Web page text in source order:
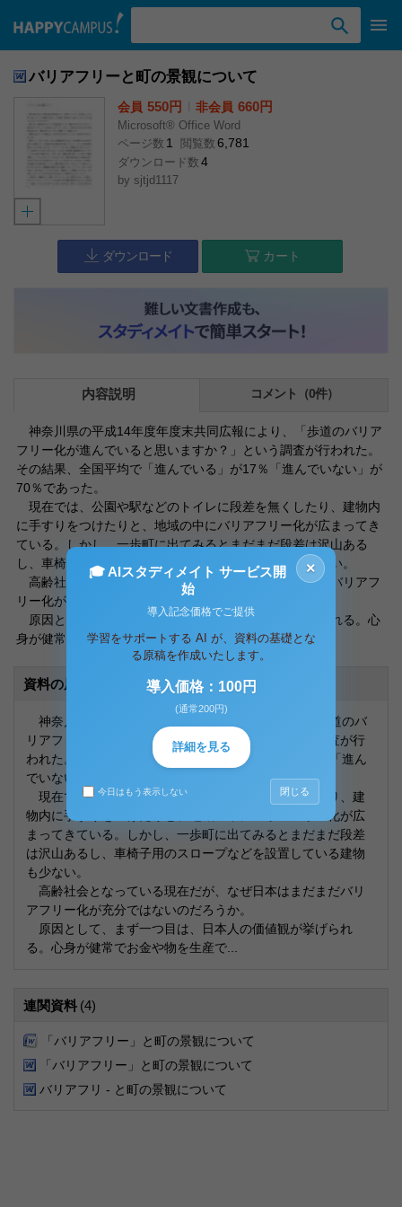
バリアフリーと町の景観について
会員 550円 非会員 660円
Microsoft® Office Word
ページ数 1 閲覧数 6,781
ダウンロード数 4
by sjtjd1117
ダウンロード カート
内容説明 コメント（0件）
神奈川県の平成14年度年度末共同広報により、「歩道のバリア
フリー化が進んでいると思いますか？」という調査が行われた。
その結果、全国平均で「進んでいる」が17％「進んでいない」が
70％であった。
現在では、公園や駅などのトイレに段差を無くしたり、建物内
に手すりをつけたりと、地域の中にバリアフリー化が広まってき
ている。しかし、一歩町に出てみるとまだまだ段差は沢山ある
し、車椅子用のスロープなどを設置している建物も少ない。
高齢社会となっている現在だが、なぜ日本はまだまだバリアフ
リー化が充分ではないのだろうか。
原因として、まず一つ目は、日本人の価値観が挙げられる。心
身が健常でお金や物を生産で
資料の原本内容
神奈川県の平成14年度年度末共同広報により、「歩道のバ
リアフリー化が進んでいると思いますか？」という調査が行
われた。その結果、全国平均で「進んでいる」が17％「進ん
でいない」が70％であった。
現在では、公園や駅などのトイレに段差を無くしたり、建
物内に手すりをつけたりと、地域の中にバリアフリー化が広
まってきている。しかし、一歩町に出てみるとまだまだ段差
は沢山あるし、車椅子用のスロープなどを設置している建物
も少ない。
高齢社会となっている現在だが、なぜ日本はまだまだバリ
アフリー化が充分ではないのだろうか。
原因として、まず一つ目は、日本人の価値観が挙げられ
る。心身が健常でお金や物を生産で...
連関資料 (4)
「バリアフリー」と町の景観について
「バリアフリー」と町の景観について
バリアフリ - と町の景観について
×
🎓 AIスタディメイト サービス開
始
導入記念価格でご提供
学習をサポートする AI が、資料の基礎とな
る原稿を作成いたします。
導入価格：100円
(通常200円)
詳細を見る
今日はもう表示しない 閉じる